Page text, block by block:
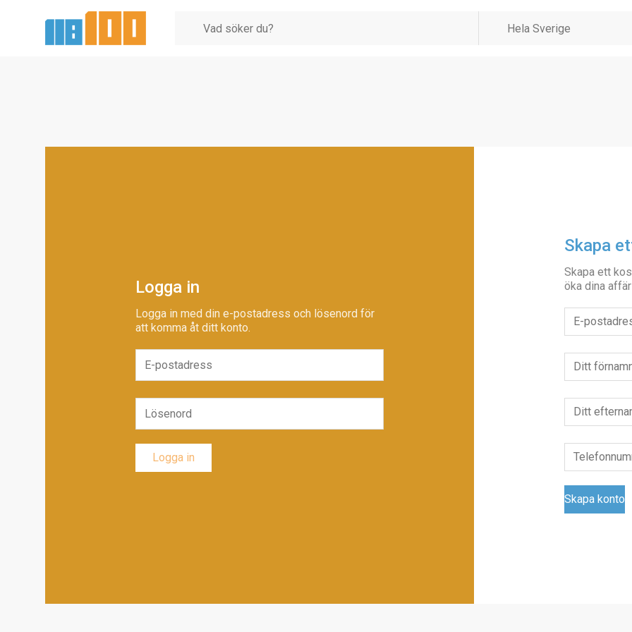
Logga in
Logga in med din e-postadress och lösenord för
att komma åt ditt konto.
Skapa
Skapa ett
öka dina